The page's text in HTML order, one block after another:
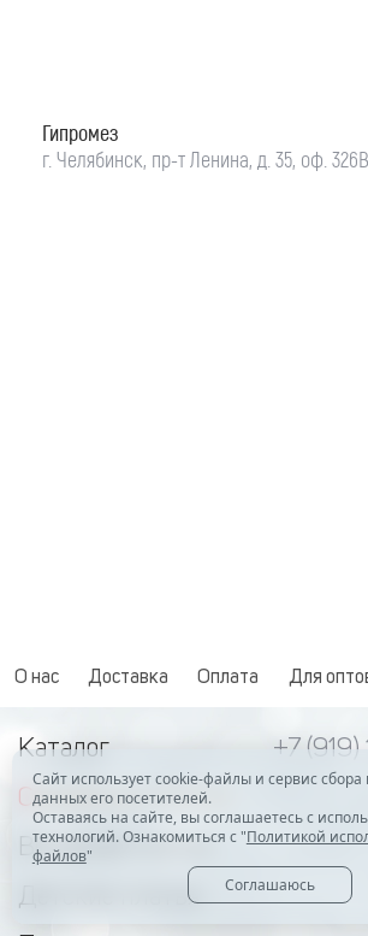
Гипромез
г. Челябинск, пр-т Ленина, д. 35, оф. 326В
О нас Доставка Оплата Для
Каталог
+7 (919)
Свадебные платья
Вечерние платья
Детские платья
Сайт использует cookie-файлы и сервис сбора
данных его посетителей.
Оставаясь на сайте, вы соглашаетесь с
технологий. Ознакомиться с "Политикой
файлов"
Соглашаюсь